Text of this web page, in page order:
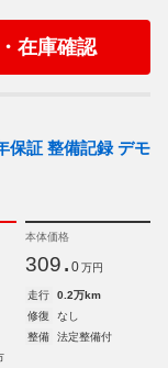
在庫確認
保証 整備記録 デモ
本体価格
309. 0 万円
走行
0.2万km
修復
なし
整備
法定整備付